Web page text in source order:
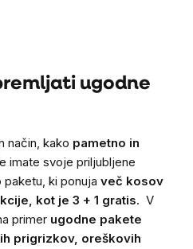
controls
ugodne
način, kako pametno in
imate svoje priljubljene
ki ponuja več kosov
kot je 3 + 1 gratis. V
primer ugodne pakete
prigrizkov, oreškovih